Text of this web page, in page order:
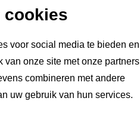
cookies
voor social media te bieden en
onze site met onze partners
combineren met andere
uw gebruik van hun services.